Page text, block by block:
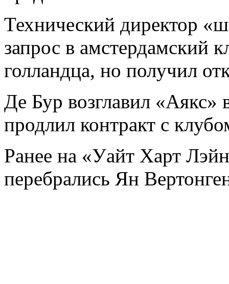
Технический директор
запрос в амстердамский
голландца, но получил
Де Бур возглавил
продлил контракт с
Ранее на «Уайт Харт
перебрались Ян